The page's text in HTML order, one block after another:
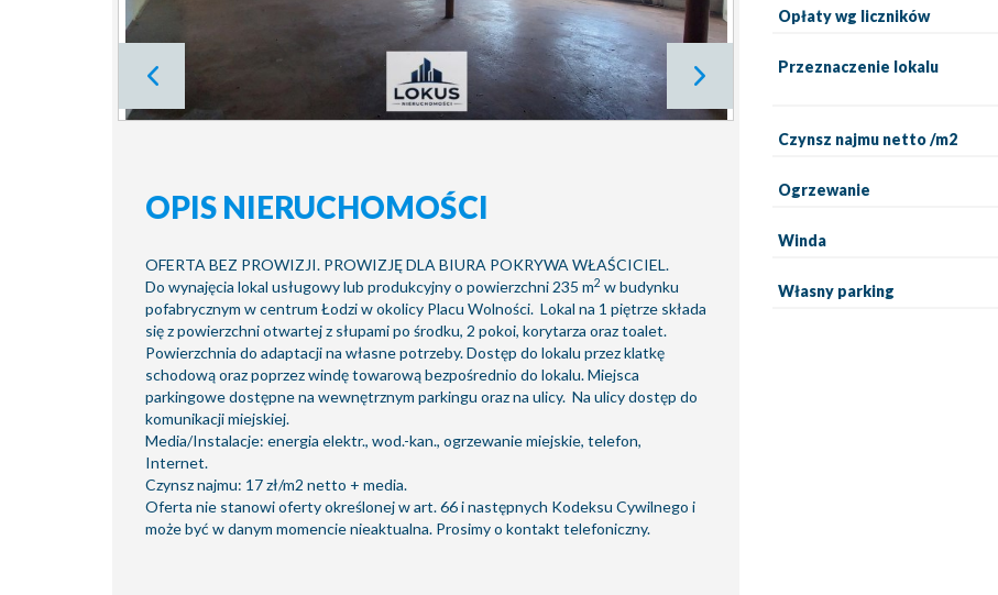
OPIS NIERUCHOMOŚCI
OFERTA BEZ PROWIZJI. PROWIZJĘ DLA BIURA POKRYWA WŁAŚCICIEL.
Do wynajęcia lokal usługowy lub produkcyjny o powierzchni 235 m2 w budynku
pofabrycznym w centrum Łodzi w okolicy Placu Wolności. Lokal na 1 piętrze składa
się z powierzchni otwartej z słupami po środku, 2 pokoi, korytarza oraz toalet.
Powierzchnia do adaptacji na własne potrzeby. Dostęp do lokalu przez klatkę
schodową oraz poprzez windę towarową bezpośrednio do lokalu. Miejsca
parkingowe dostępne na wewnętrznym parkingu oraz na ulicy. Na ulicy dostęp do
komunikacji miejskiej.
Media/Instalacje: energia elektr., wod.-kan., ogrzewanie miejskie, telefon,
Internet.
Czynsz najmu: 17 zł/m2 netto + media.
Oferta nie stanowi oferty określonej w art. 66 i następnych Kodeksu Cywilnego i
może być w danym momencie nieaktualna. Prosimy o kontakt telefoniczny.
Opłaty wg liczników
Przeznaczenie lokalu
Czynsz najmu netto /m2
Ogrzewanie
Winda
Własny parking